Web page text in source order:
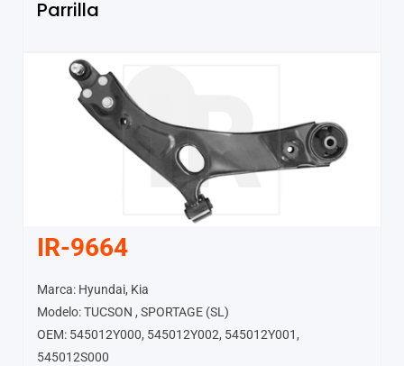
Parrilla
IR-9664
Marca: Hyundai, Kia
Modelo: TUCSON , SPORTAGE (SL)
OEM: 545012Y000, 545012Y002, 545012Y001,
545012S000